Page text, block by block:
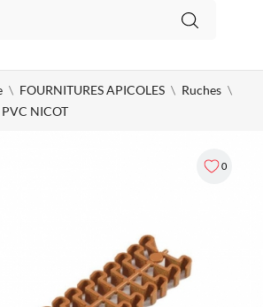
FOURNITURES APICOLES
Ruches
PVC NICOT
0